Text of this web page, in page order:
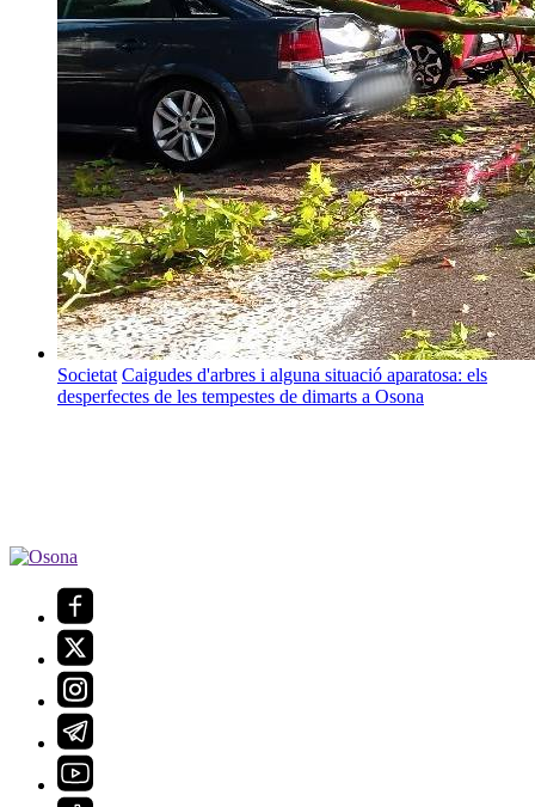
Societat Caigudes d'arbres i alguna situació aparatosa: els
desperfectes de les tempestes de dimarts a Osona